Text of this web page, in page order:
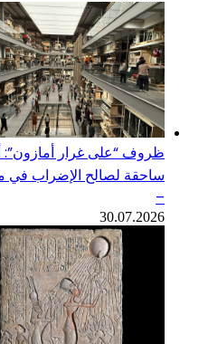
ظروف “على غرار أمازون”:
ساحقة لصالح الإضراب في
–
30.07.2026